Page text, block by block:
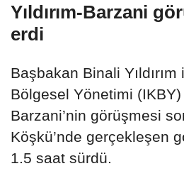
Yıldırım-Barzani
erdi
Başbakan Binali
Bölgesel Yönetimi
Barzani’nin görüşmesi
Köşkü’nde gerçekleşen
1.5 saat sürdü.